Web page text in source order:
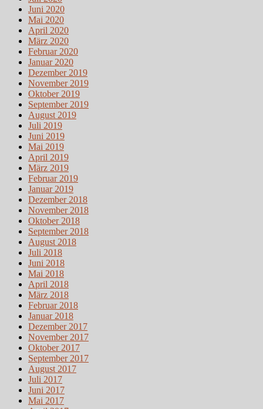
Juni 2020
Mai 2020
April 2020
März 2020
Februar 2020
Januar 2020
Dezember 2019
November 2019
Oktober 2019
September 2019
August 2019
Juli 2019
Juni 2019
Mai 2019
April 2019
März 2019
Februar 2019
Januar 2019
Dezember 2018
November 2018
Oktober 2018
September 2018
August 2018
Juli 2018
Juni 2018
Mai 2018
April 2018
März 2018
Februar 2018
Januar 2018
Dezember 2017
November 2017
Oktober 2017
September 2017
August 2017
Juli 2017
Juni 2017
Mai 2017